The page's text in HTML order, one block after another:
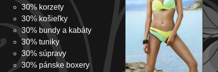
30% korzety
30% košieľky
30% bundy a kabáty
30% tuniky
30% súpravy
30% pánske boxery